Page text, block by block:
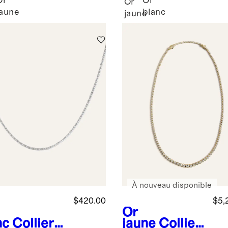
Or
jauneblanc
Collier
$420.00
Or
jaune Collier
À nouveau disponible